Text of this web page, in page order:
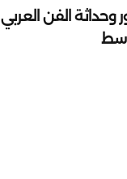
الفن العربي